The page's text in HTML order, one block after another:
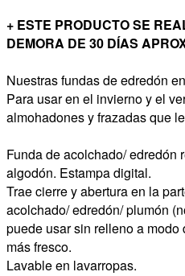
+ ESTE PRODUCTO SE
DEMORA DE 30 DÍAS
Nuestras fundas de edredón
Para usar en el invierno y el
almohadones y frazadas que
Funda de acolchado/ edredón
algodón. Estampa digital.
Trae cierre y abertura en la
acolchado/ edredón/ plumón
puede usar sin relleno a
más fresco.
Lavable en lavarropas.